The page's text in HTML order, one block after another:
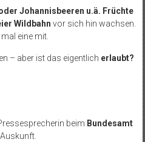
Johannisbeeren u.ä. Früchte
Wildbahn vor sich hin wachsen.
eine mit.
– aber ist das eigentlich erlaubt?
beim Bundesamt